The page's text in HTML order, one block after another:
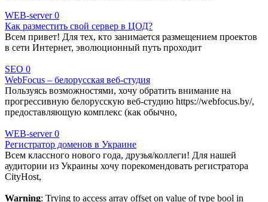
WEB-server0
Как разместить свой сервер в ЦОД?
Всем привет! Для тех, кто занимается размещением проектов
в сети Интернет, эволюционный путь проходит
SEO 0
WebFocus – белорусская веб-студия
Пользуясь возможностями, хочу обратить внимание на
прогрессивную белорусскую веб-студию https://webfocus.by/,
предоставляющую комплекс (как обычно,
WEB-server0
Регистратор доменов в Украине
Всем классного нового года, друзья/коллеги! Для нашей
аудитории из Украины хочу порекомендовать регистратора
CityHost,
Warning: Trying to access array offset on value of type bool in